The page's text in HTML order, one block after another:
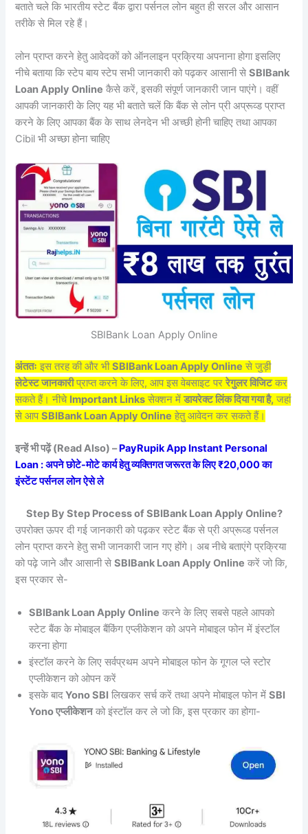
बताते चले कि भारतीय स्टेट बैंक द्वारा पर्सनल लोन बहुत ही सरल और आसान
तरीके से मिल रहे हैं।
लोन प्राप्त करने हेतु आवेदकों को ऑनलाइन प्रक्रिया अपनाना होगा इसलिए
नीचे बताया कि स्टेप बाय स्टेप सभी जानकारी को पढ़कर आसानी सेSBIBank
Loan Apply Online कैसे करें, इसकी संपूर्ण जानकारी जान पाएंगे। वहीं
आपकी जानकारी के लिए यह भी बताते चलें कि बैंक से लोन प्री अप्रूव्ड प्राप्त
करने के लिए आपका बैंक के साथ लेनदेन भी अच्छी होनी चाहिए तथा आपका
Cibil भी अच्छा होना चाहिए
SBIBank Loan Apply Online
अंततः इस तरह की और भीSBIBank Loan Apply Online से जुड़ी
लेटेस्ट जानकारीप्राप्त करने के लिए, आप इस वेबसाइट पररेगुलर विजिटकर
सकते हैं। नीचे Important Links सेक्शन मेंडायरेक्ट लिंक दिया गया है, जहां
से आपSBIBank Loan Apply Online हेतु आवेदन कर सकते हैं।
इन्हें भी पढ़ें (Read Also) –PayRupik App Instant Personal
Loan : अपने छोटे-मोटे कार्य हेतु व्यक्तिगत जरूरत के लिए ₹20,000 का
इंस्टेंट पर्सनल लोन ऐसे ले
Step By Step Process of SBIBank Loan Apply Online?
उपरोक्त ऊपर दी गई जानकारी को पढ़कर स्टेट बैंक से प्री अप्रूव्ड पर्सनल
लोन प्राप्त करने हेतु सभी जानकारी जान गए होंगे। अब नीचे बताएंगे प्रक्रिया
को पढ़े जाने और आसानी सेSBIBank Loan Apply Online करें जो कि,
इस प्रकार से-
SBIBank Loan Apply Online करने के लिए सबसे पहले आपको
स्टेट बैंक के मोबाइल बैंकिंग एप्लीकेशन को अपने मोबाइल फोन में इंस्टॉल
करना होगा
इंस्टॉल करने के लिए सर्वप्रथम अपने मोबाइल फोन के गूगल प्ले स्टोर
एप्लीकेशन को ओपन करें
इसके बादYono SBI लिखकर सर्च करें तथा अपने मोबाइल फोन मेंSBI
Yono एप्लीकेशनको इंस्टॉल कर ले जो कि, इस प्रकार का होगा-